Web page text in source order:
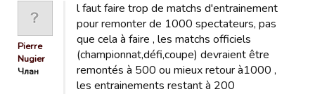
Pierre
Nugier
Члан
l faut faire trop de matchs d'entrainement
pour remonter de 1000 spectateurs, pas
que cela à faire , les matchs officiels
(championnat,défi,coupe) devraient être
remontés à 500 ou mieux retour à1000 ,
les entrainements restant à 200